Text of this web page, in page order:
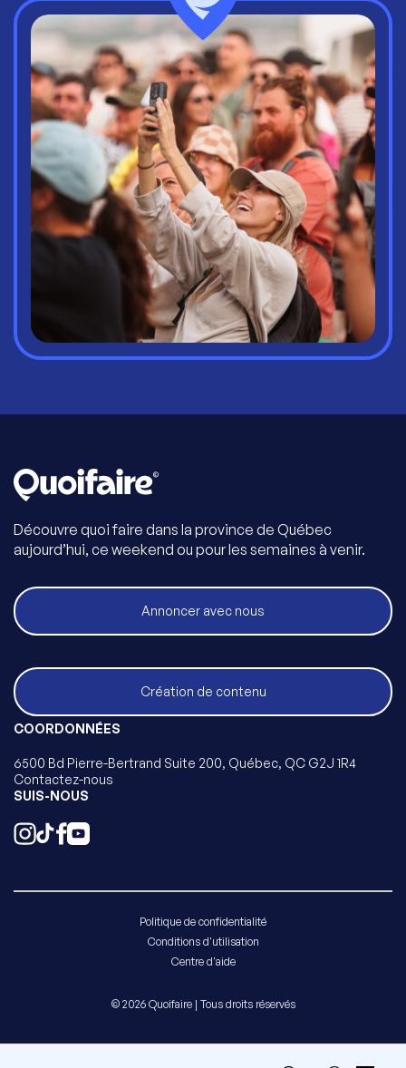
Découvre quoi faire dans la province de Québec
aujourd’hui, ce weekend ou pour les semaines à venir.
Annoncer avec nous
Création de contenu
COORDONNÉES
6500 Bd Pierre-Bertrand Suite 200, Québec, QC G2J 1R4
Contactez-nous
SUIS-NOUS
Politique de confidentialité
Conditions d'utilisation
Centre d'aide
© 2026 Quoifaire | Tous droits réservés